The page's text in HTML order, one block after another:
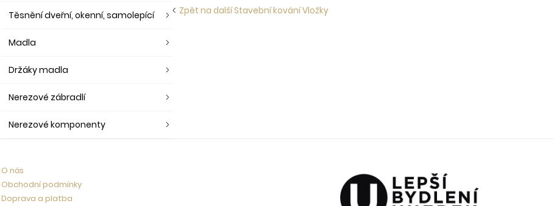
Zpět na další Stavební kování Vložky
Těsnění dveřní, okenní, samolepící
Madla
Držáky madla
Nerezové zábradlí
Nerezové komponenty
O nás
Obchodní podmínky
Doprava a platba